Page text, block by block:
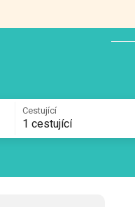
Cestující
1 cestující